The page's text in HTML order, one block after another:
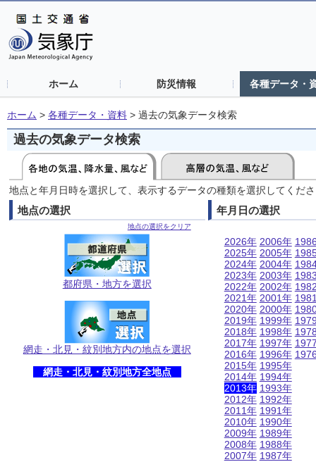
ホーム 防災情報 各種データ・
ホーム > 各種データ・資料 > 過去の気象データ検索
過去の気象データ検索
地点と年月日時を選択して、表示するデータの種類を選択してくだ
地点の選択
地点の選択をクリア
都府県・地方を選択
網走・北見・紋別地方内の地点を選択
網走・北見・紋別地方全地点
年月日の選択
2026年
2025年
2024年
2023年
2022年
2021年
2020年
2019年
2018年
2017年
2016年
2015年
2014年
2013年
2012年
2011年
2010年
2009年
2008年
2007年
2006年
2005年
2004年
2003年
2002年
2001年
2000年
1999年
1998年
1997年
1996年
1995年
1994年
1993年
1992年
1991年
1990年
1989年
1988年
1987年